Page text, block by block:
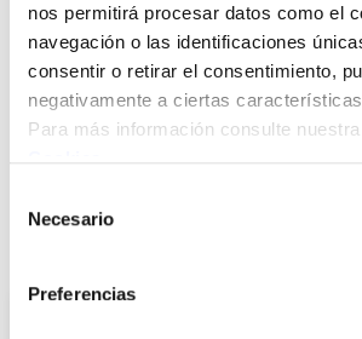
nos permitirá procesar datos como el
navegación o las identificaciones
consentir o retirar el consentimiento,
negativamente a ciertas
Para más información consulte nuestra
Necesario
Preferencias
Agotado
Introduce tu e-mail y te avisaremos si
estar disponible.